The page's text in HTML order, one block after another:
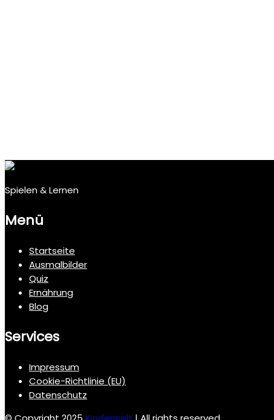
Spielen & Lernen
Menü
Startseite
Ausmalbilder
Quiz
Ernährung
Blog
Services
Impressum
Cookie-Richtlinie (EU)
Datenschutz